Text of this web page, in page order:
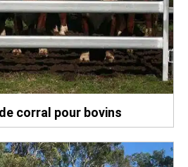
corral pour bovins